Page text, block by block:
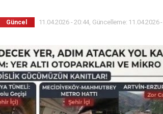
Güncel 11.04.2026 - 20:44, Güncelleme: 11.04.2026